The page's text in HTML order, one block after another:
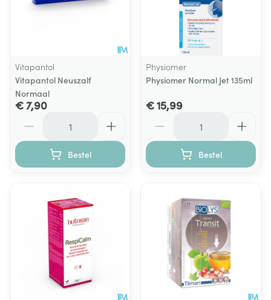
Vitapantol
Vitapantol Neuszalf
Normaal
€ 7,90
Bestel
Physiomer
Physiomer Normal Jet 135ml
€ 15,99
Bestel